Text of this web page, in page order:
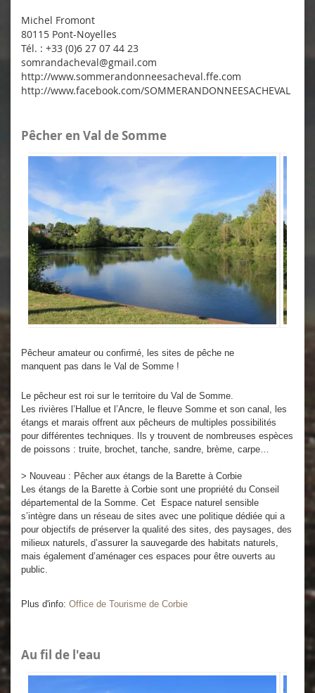
Michel Fromont
80115 Pont-Noyelles
Tél. : +33 (0)6 27 07 44 23
somrandacheval@gmail.com
http://www.sommerandonneesacheval.ffe.com
http://www.facebook.com/SOMMERANDONNEESACHEVAL
Pêcher en Val de Somme
Pêcheur amateur ou confirmé, les sites de pêche ne
manquent pas dans le Val de Somme !
Le pêcheur est roi sur le territoire du Val de Somme.
Les rivières l’Hallue et l’Ancre, le fleuve Somme et son canal, les
étangs et marais offrent aux pêcheurs de multiples possibilités
pour différentes techniques. Ils y trouvent de nombreuses espèces
de poissons : truite, brochet, tanche, sandre, brème, carpe…
> Nouveau : Pêcher aux étangs de la Barette à Corbie
Les étangs de la Barette à Corbie sont une propriété du Conseil
départemental de la Somme. Cet Espace naturel sensible
s’intègre dans un réseau de sites avec une politique dédiée qui a
pour objectifs de préserver la qualité des sites, des paysages, des
milieux naturels, d’assurer la sauvegarde des habitats naturels,
mais également d’aménager ces espaces pour être ouverts au
public.
Plus d'info: Office de Tourisme de Corbie
Au fil de l'eau